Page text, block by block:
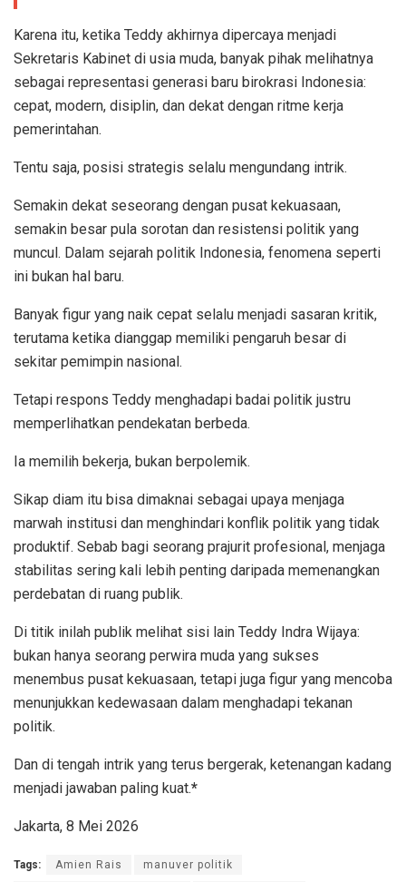
Karena itu, ketika Teddy akhirnya dipercaya menjadi
Sekretaris Kabinet di usia muda, banyak pihak melihatnya
sebagai representasi generasi baru birokrasi Indonesia:
cepat, modern, disiplin, dan dekat dengan ritme kerja
pemerintahan.
Tentu saja, posisi strategis selalu mengundang intrik.
Semakin dekat seseorang dengan pusat kekuasaan,
semakin besar pula sorotan dan resistensi politik yang
muncul. Dalam sejarah politik Indonesia, fenomena seperti
ini bukan hal baru.
Banyak figur yang naik cepat selalu menjadi sasaran kritik,
terutama ketika dianggap memiliki pengaruh besar di
sekitar pemimpin nasional.
Tetapi respons Teddy menghadapi badai politik justru
memperlihatkan pendekatan berbeda.
Ia memilih bekerja, bukan berpolemik.
Sikap diam itu bisa dimaknai sebagai upaya menjaga
marwah institusi dan menghindari konflik politik yang tidak
produktif. Sebab bagi seorang prajurit profesional, menjaga
stabilitas sering kali lebih penting daripada memenangkan
perdebatan di ruang publik.
Di titik inilah publik melihat sisi lain Teddy Indra Wijaya:
bukan hanya seorang perwira muda yang sukses
menembus pusat kekuasaan, tetapi juga figur yang mencoba
menunjukkan kedewasaan dalam menghadapi tekanan
politik.
Dan di tengah intrik yang terus bergerak, ketenangan kadang
menjadi jawaban paling kuat.*
Jakarta, 8 Mei 2026
Tags: Amien Rais manuver politik